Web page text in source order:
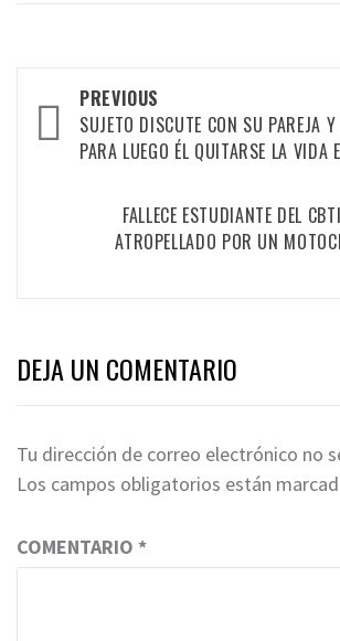
Post
navigation
PREVIOUS
SUJETO DISCUTE CON SU PAREJA
PARA LUEGO ÉL QUITARSE LA VIDA
FALLECE ESTUDIANTE DEL
ATROPELLADO POR UN
DEJA UN COMENTARIO
Tu dirección de correo electrónico no
Los campos obligatorios están
COMENTARIO *